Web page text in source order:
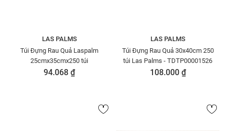
LAS PALMS
Túi Đựng Rau Quả Laspalm
25cmx35cmx250 túi
94.068 ₫
LAS PALMS
Túi Đựng Rau Quả 30x40cm 250
túi Las Palms - TDTP00001526
108.000 ₫